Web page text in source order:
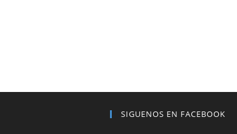
SIGUENOS EN FACEBOOK